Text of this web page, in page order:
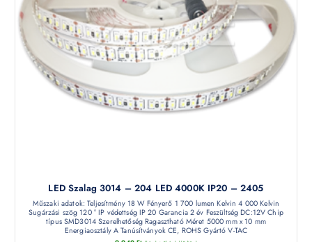
LED Szalag 3014 – 204 LED 4000K IP20 – 2405
Műszaki adatok: Teljesítmény 18 W Fényerő 1 700 lumen Kelvin 4 000 Kelvin
Sugárzási szög 120 ° IP védettség IP 20 Garancia 2 év Feszültség DC:12V Chip
típus SMD3014 Szerelhetőség Ragasztható Méret 5000 mm x 10 mm
Energiaosztály A Tanúsítványok CE, ROHS Gyártó V-TAC